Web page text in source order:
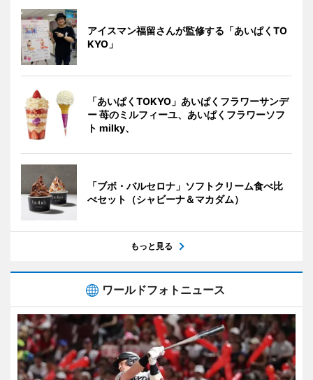
アイスマン福留さんが監修する「あいぱくTO
KYO」
「あいぱくTOKYO」あいぱくフラワーサンデ
ー 苺のミルフィーユ、あいぱくフラワーソフ
ト milky、
「ブボ・バルセロナ」ソフトクリーム食べ比
べセット（シャビーナ＆マカダム）
もっと見る
ワールドフォトニュース